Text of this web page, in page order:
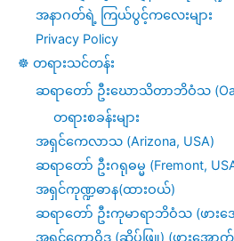
အနာဂတ်ရဲ့ ကြယ်ပွင့်ကလေးများ
Privacy Policy
☸️ တရားသင်တန်း
ဆရာတော် ဦးဃောသိတာဘိဝံသ
တရားစခန်းများ
အရှင်ကေလာသ (Arizona, USA)
ဆရာတော် ဦးဂရုဓမ္မ (Fremont,
အရှင်ကုဏ္ဍဓာန(ထားဝယ်)
ဆရာတော် ဦးကုမာရာဘိဝံသ (ဖား
အရှင်ကောဝိဒ (ဆိပ်ဖြူ) (ဖားအော